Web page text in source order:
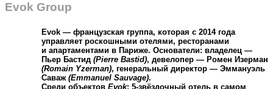
Evok Group
Evok — французская группа, которая с 2014 года
управляет роскошными отелями, ресторанами
и апартаментами в Париже. Основатели: владелец —
Пьер Бастид (Pierre Bastid), девелопер — Ромен Изерман
(Romain Yzerman), генеральный директор — Эммануэль
Саваж (Emmanuel Sauvage).
Среди объектов Evok: 5-звёздочный отель в самом